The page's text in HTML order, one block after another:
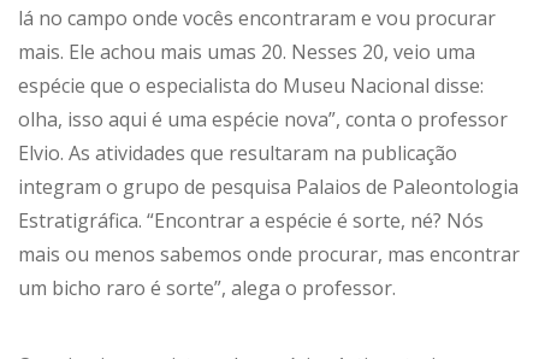
lá no campo onde vocês encontraram e vou procurar
mais. Ele achou mais umas 20. Nesses 20, veio uma
espécie que o especialista do Museu Nacional disse:
olha, isso aqui é uma espécie nova”, conta o professor
Elvio. As atividades que resultaram na publicação
integram o grupo de pesquisa Palaios de Paleontologia
Estratigráfica. “Encontrar a espécie é sorte, né? Nós
mais ou menos sabemos onde procurar, mas encontrar
um bicho raro é sorte”, alega o professor.